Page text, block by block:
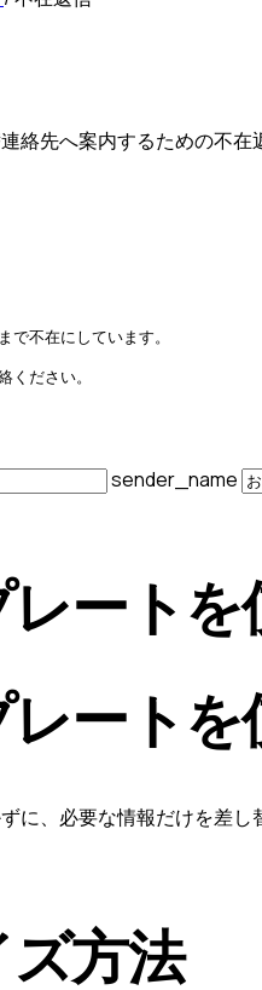
絡先へ案内するための不在
で不在にしています。
ください。
sender_name
ートを
ートを
に、必要な情報だけを差し
方法